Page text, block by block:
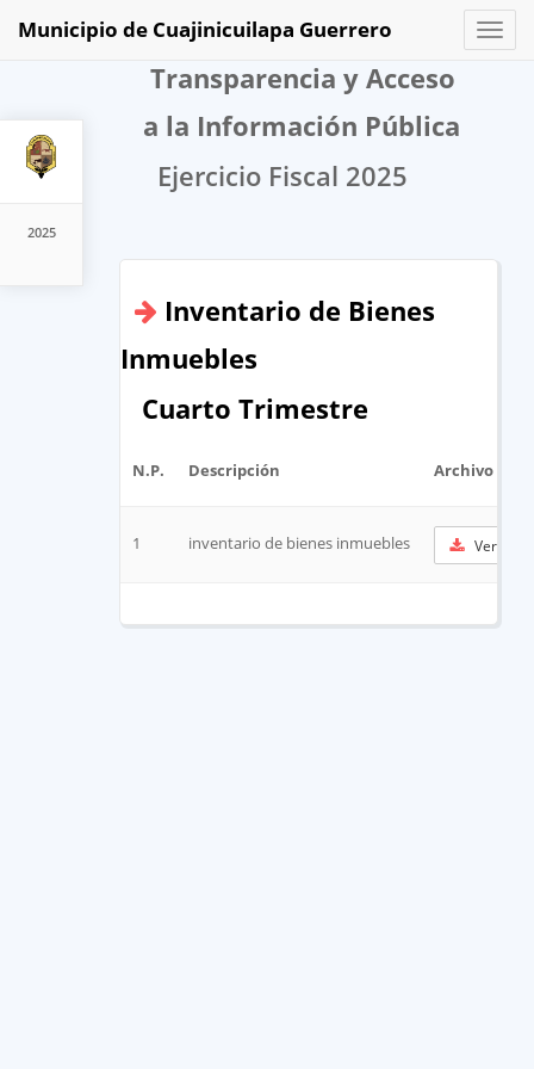
2025
Toggle
Municipio de Cuajinicuilapa Guerrero
Transparencia y Acceso
a la Información Pública
Ejercicio Fiscal 2025
Inventario de Bienes
Inmuebles
Cuarto Trimestre
N.P. Descripción Archivo
1 inventario de bienes inmuebles Ver